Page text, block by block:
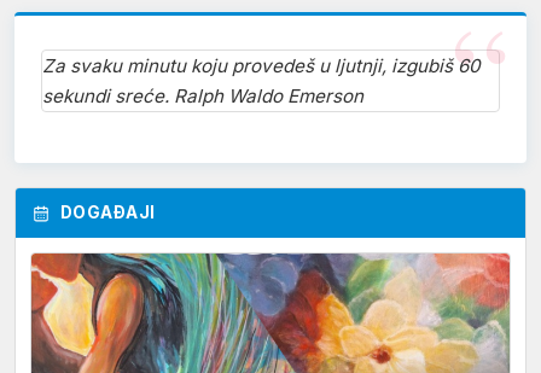
Za svaku minutu koju provedeš u ljutnji, izgubiš 60
sekundi sreće. Ralph Waldo Emerson
DOGAĐAJI